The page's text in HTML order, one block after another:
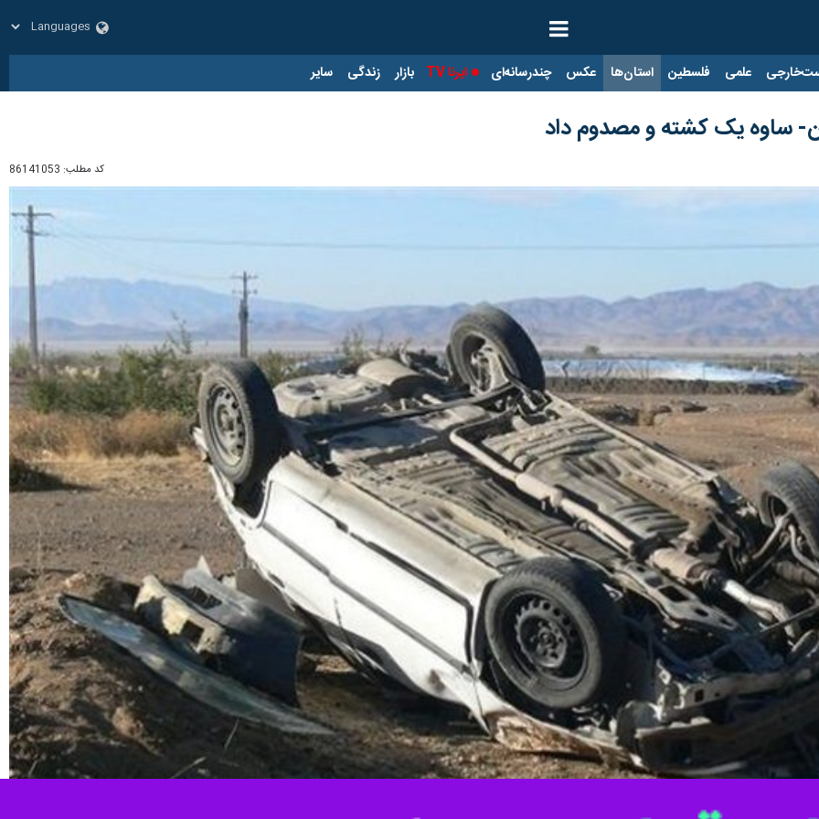
علمی فلسطین استان‌ها عکس چندرسانه‌ای ایرنا TV بازار زندگی سایر
ساوه یک کشته و مصدوم داد
کد مطلب: 86141053